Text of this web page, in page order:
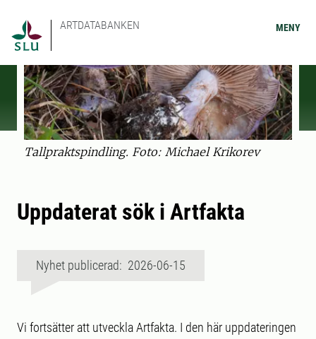
ARTDATABANKEN MENY
Tallpraktspindling. Foto: Michael Krikorev
Uppdaterat sök i Artfakta
Nyhet publicerad: 2026-06-15
Vi fortsätter att utveckla Artfakta. I den här uppdateringen